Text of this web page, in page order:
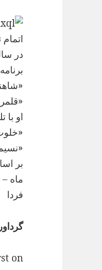
در سال ۱۳۵۴ در رادیو و
او
ماه – ساعت ۱۸ در مسجد رضا
فردا
on .